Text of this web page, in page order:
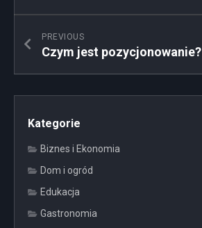
PREVIOUS
Czym jest pozycjonowanie?
Kategorie
Biznes i Ekonomia
Dom i ogród
Edukacja
Gastronomia